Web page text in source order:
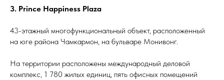
3. Prince Happiness Plaza
43-этажный многофункциональный объект, расположенный
на юге района Чамкармон, на бульваре Монивонг.
На территории расположены международный деловой
комплекс, 1 780 жилых единиц, пять офисных помещений